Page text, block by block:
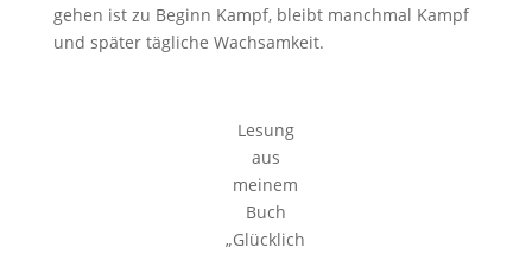
gehen ist zu Beginn Kampf, bleibt manchmal Kampf
und später tägliche Wachsamkeit.
Lesung
aus
meinem
Buch
„Glücklich